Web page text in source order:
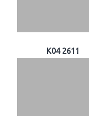
K04 2611